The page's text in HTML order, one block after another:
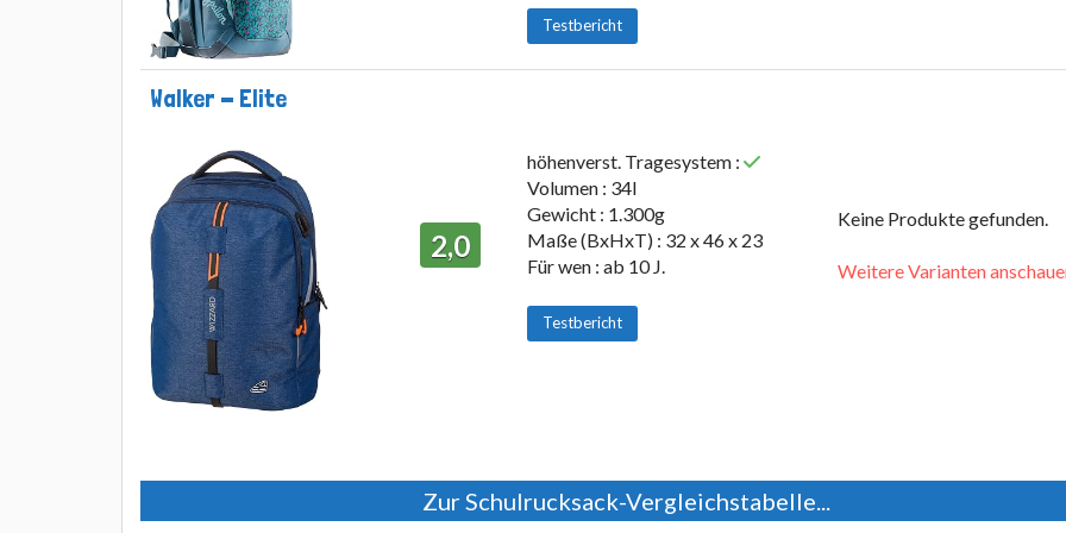
Testbericht
Walker - Elite
2,0
höhenverst. Tragesystem :
Volumen : 34l
Gewicht : 1.300g
Maße (BxHxT) : 32 x 46 x 23
Für wen : ab 10 J.
Testbericht
Keine Produkte gefunden.
Weitere Varianten
Zur Schulrucksack-Vergleichstabelle...